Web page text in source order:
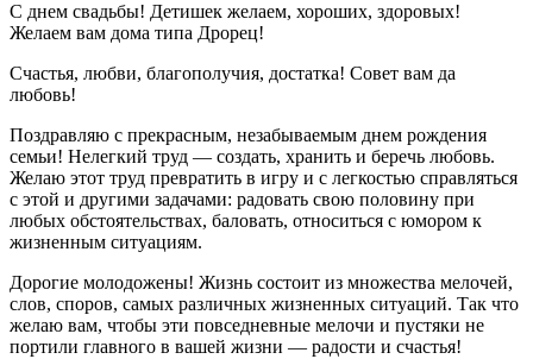
С днем свадьбы! Детишек желаем, хороших, здоровых!
Желаем вам дома типа Дрорец!
Счастья, любви, благополучия, достатка! Совет вам да
любовь!
Поздравляю с прекрасным, незабываемым днем рождения
семьи! Нелегкий труд — создать, хранить и беречь любовь.
Желаю этот труд превратить в игру и с легкостью справляться
с этой и другими задачами: радовать свою половину при
любых обстоятельствах, баловать, относиться с юмором к
жизненным ситуациям.
Дорогие молодожены! Жизнь состоит из множества мелочей,
слов, споров, самых различных жизненных ситуаций. Так что
желаю вам, чтобы эти повседневные мелочи и пустяки не
портили главного в вашей жизни — радости и счастья!